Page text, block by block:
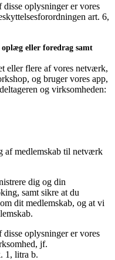
oplysninger er vores
art. 6,
eller foredrag samt
eller flere af vores netværk,
og bruger vores app,
og virksomheden:
af medlemskab til netværk
dig og din
samt sikre at du
dit medlemskab, og at vi
oplysninger er vores
jf.
1, litra b.